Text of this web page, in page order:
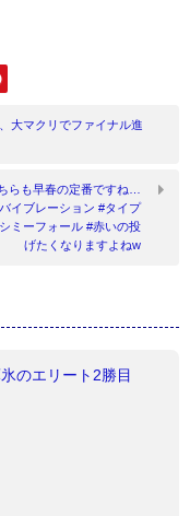
大マクリでファイナル進
らも早春の定番ですね…
イブレーション #タイプ
ミーフォール #赤いの投
げたくなりますよねw
のエリート2勝目